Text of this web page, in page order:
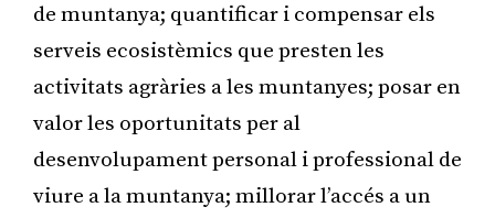
de muntanya; quantificar i compensar els
serveis ecosistèmics que presten les
activitats agràries a les muntanyes; posar en
valor les oportunitats per al
desenvolupament personal i professional de
viure a la muntanya; millorar l’accés a un